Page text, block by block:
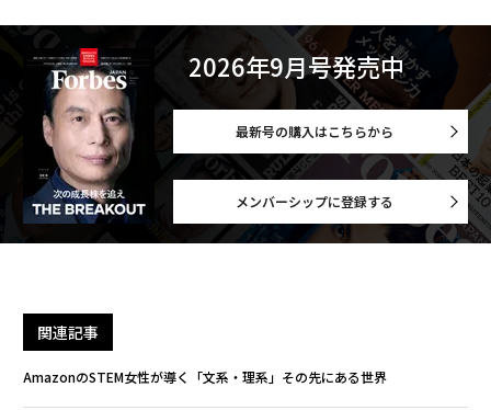
2026年9月号発売中
最新号の購入はこちらから
メンバーシップに登録する
関連記事
AmazonのSTEM女性が導く「文系・理系」その先にある世界